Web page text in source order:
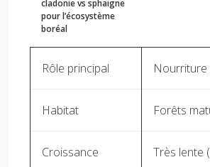
cladonie vs sphaigne
pour l’écosystème
boréal
Rôle principal Nourriture
Habitat Forêts
Croissance Très lente